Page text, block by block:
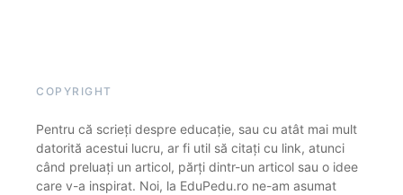
COPYRIGHT
Pentru că scrieți despre educație, sau cu atât mai mult
datorită acestui lucru, ar fi util să citați cu link, atunci
când preluați un articol, părți dintr-un articol sau o idee
care v-a inspirat. Noi, la EduPedu.ro ne-am asumat